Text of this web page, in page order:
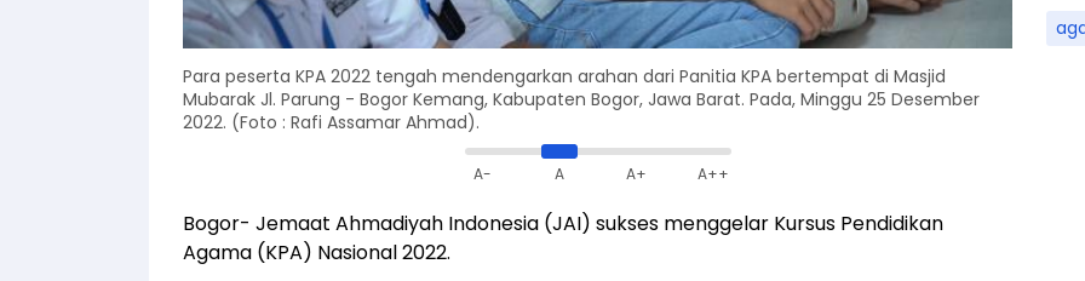
Para peserta KPA 2022 tengah mendengarkan arahan dari Panitia KPA bertempat di Masjid
Mubarak Jl. Parung - Bogor Kemang, Kabupaten Bogor, Jawa Barat. Pada, Minggu 25 Desember
2022. (Foto : Rafi Assamar Ahmad).
A- A A+ A++
Bogor- Jemaat Ahmadiyah Indonesia (JAI) sukses menggelar Kursus Pendidikan
Agama (KPA) Nasional 2022.